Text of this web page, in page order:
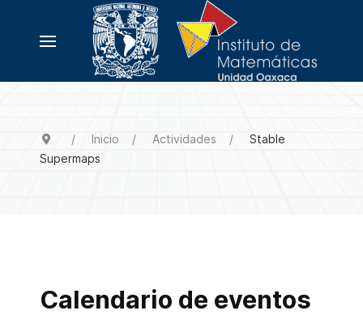
Inicio Actividades
Stable
Supermaps
Calendario de eventos